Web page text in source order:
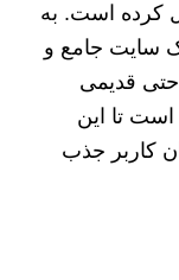
کرده است. به
سایت جامع و
حتی قدیمی
است تا این
کاربر جذب